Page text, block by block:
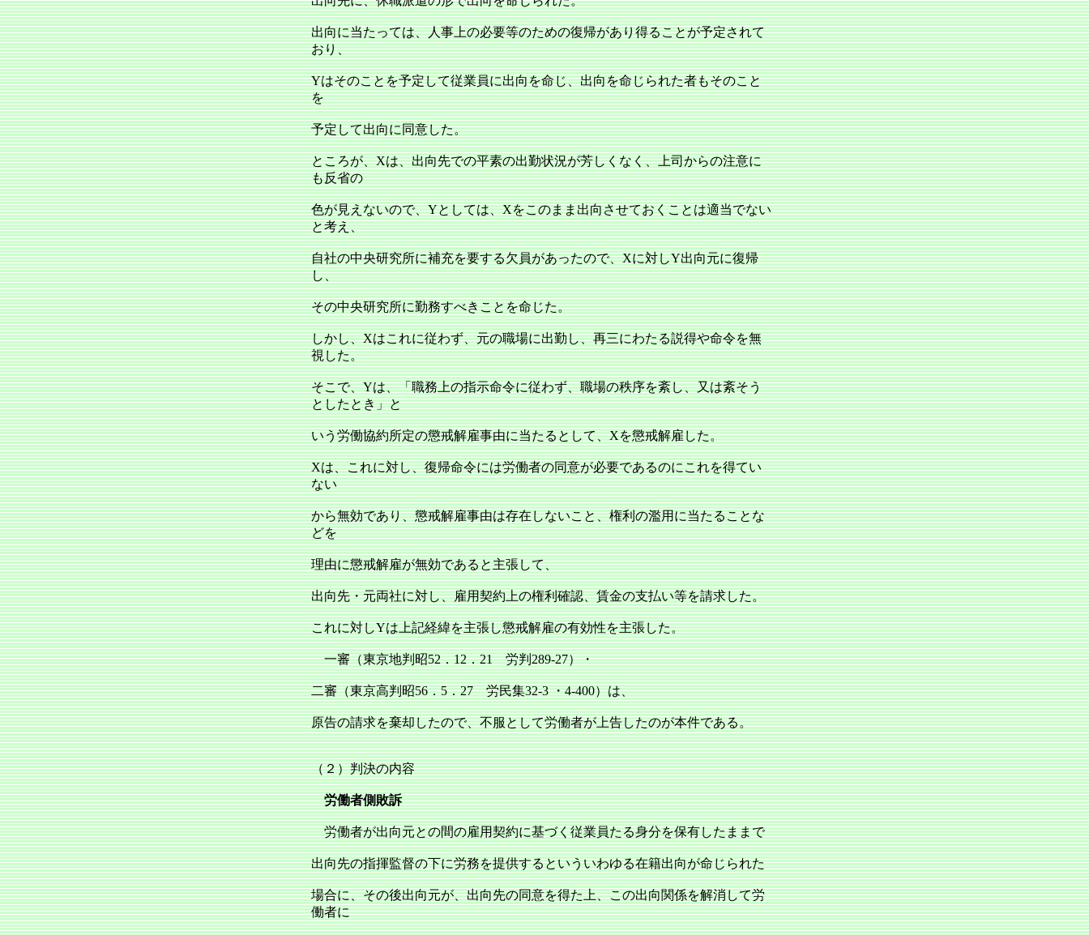
出向に当たっては、人事上の必要等のための復帰があり得ることが予定されて
おり、
Yはそのことを予定して従業員に出向を命じ、出向を命じられた者もそのこと
を
予定して出向に同意した。
ところが、Xは、出向先での平素の出勤状況が芳しくなく、上司からの注意に
も反省の
色が見えないので、Yとしては、Xをこのまま出向させておくことは適当でない
と考え、
自社の中央研究所に補充を要する欠員があったので、Xに対しY出向元に復帰
し、
その中央研究所に勤務すべきことを命じた。
しかし、Xはこれに従わず、元の職場に出勤し、再三にわたる説得や命令を無
視した。
そこで、Yは、「職務上の指示命令に従わず、職場の秩序を紊し、又は紊そう
としたとき」と
いう労働協約所定の懲戒解雇事由に当たるとして、Xを懲戒解雇した。
Xは、これに対し、復帰命令には労働者の同意が必要であるのにこれを得てい
ない
から無効であり、懲戒解雇事由は存在しないこと、権利の濫用に当たることな
どを
理由に懲戒解雇が無効であると主張して、
出向先・元両社に対し、雇用契約上の権利確認、賃金の支払い等を請求した。
これに対しYは上記経緯を主張し懲戒解雇の有効性を主張した。
一審（東京地判昭52．12．21 労判289‐27）・
二審（東京高判昭56．5．27 労民集32‐3 ・4‐400）は、
原告の請求を棄却したので、不服として労働者が上告したのが本件である。
（２）判決の内容
労働者側敗訴
労働者が出向元との間の雇用契約に基づく従業員たる身分を保有したままで
出向先の指揮監督の下に労務を提供するといういわゆる在籍出向が命じられた
場合に、その後出向元が、出向先の同意を得た上、この出向関係を解消して労
働者に